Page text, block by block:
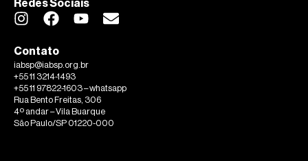
Redes Sociais
Contato
iabsp@iabsp.org.br
+55 11 3214-1493
+55 11 97822-1603 – whatsapp
Rua Bento Freitas, 306
4º andar – Vila Buarque
São Paulo/SP 01220-000